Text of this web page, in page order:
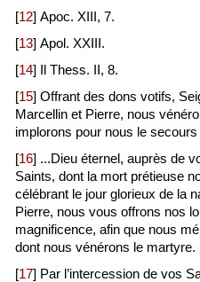
[12] Apoc. XIII, 7.
[13] Apol. XXIII.
[14] Il Thess. II, 8.
[15] Offrant des dons votifs,
Marcellin et Pierre, nous
implorons pour nous le
[16] ...Dieu éternel, auprès de
Saints, dont la mort prétieuse
célébrant le jour glorieux de la
Pierre, nous vous offrons nos
magnificence, afin que nous
dont nous vénérons le martyre.
[17] Par l’intercession de vos